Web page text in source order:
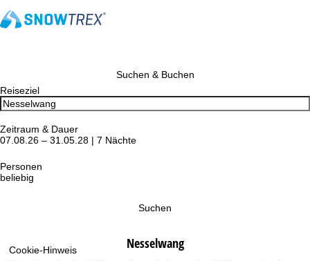
Cookie-Hinweis
Suchen & Buchen
Reiseziel
Zeitraum & Dauer
07.08.26 – 31.05.28 | 7 Nächte
Personen
beliebig
Suchen
Nesselwang